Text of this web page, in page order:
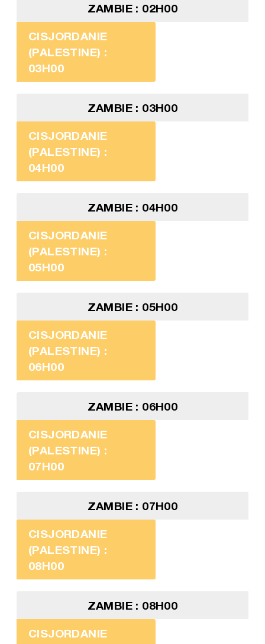
ZAMBIE : 02H00
CISJORDANIE
(PALESTINE) :
03H00
ZAMBIE : 03H00
CISJORDANIE
(PALESTINE) :
04H00
ZAMBIE : 04H00
CISJORDANIE
(PALESTINE) :
05H00
ZAMBIE : 05H00
CISJORDANIE
(PALESTINE) :
06H00
ZAMBIE : 06H00
CISJORDANIE
(PALESTINE) :
07H00
ZAMBIE : 07H00
CISJORDANIE
(PALESTINE) :
08H00
ZAMBIE : 08H00
CISJORDANIE